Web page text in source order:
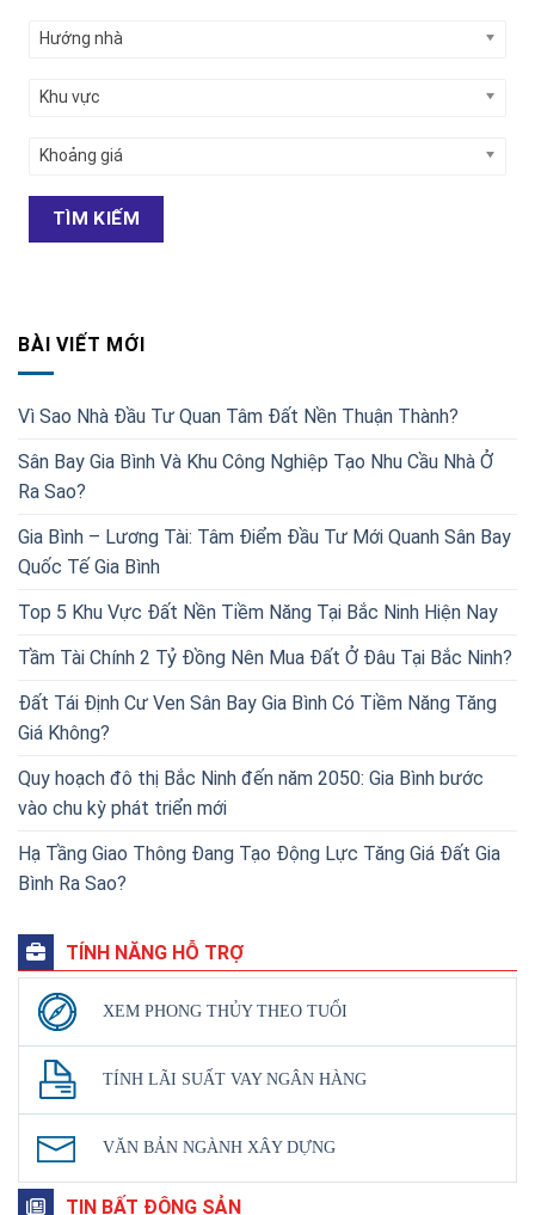
Hướng nhà
Khu vực
Khoảng giá
TÌM KIẾM
BÀI VIẾT MỚI
Vì Sao Nhà Đầu Tư Quan Tâm Đất Nền Thuận Thành?
Sân Bay Gia Bình Và Khu Công Nghiệp Tạo Nhu Cầu Nhà Ở
Ra Sao?
Gia Bình – Lương Tài: Tâm Điểm Đầu Tư Mới Quanh Sân Bay
Quốc Tế Gia Bình
Top 5 Khu Vực Đất Nền Tiềm Năng Tại Bắc Ninh Hiện Nay
Tầm Tài Chính 2 Tỷ Đồng Nên Mua Đất Ở Đâu Tại Bắc Ninh?
Đất Tái Định Cư Ven Sân Bay Gia Bình Có Tiềm Năng Tăng
Giá Không?
Quy hoạch đô thị Bắc Ninh đến năm 2050: Gia Bình bước
vào chu kỳ phát triển mới
Hạ Tầng Giao Thông Đang Tạo Động Lực Tăng Giá Đất Gia
Bình Ra Sao?
TÍNH NĂNG HỖ TRỢ
XEM PHONG THỦY THEO TUỔI
TÍNH LÃI SUẤT VAY NGÂN HÀNG
VĂN BẢN NGÀNH XÂY DỰNG
TIN BẤT ĐỘNG SẢN